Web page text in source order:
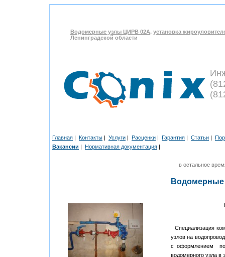
Водомерные узлы ЦИРВ 02А, установка
Ленинградской области
Главная | Контакты | Услуги | Расценки | Гарантия | Статьи |
Вакансии | Нормативная документация |
в остальное
Водомерные
Специализация
узлов на
с оформлением
водомерного узла в